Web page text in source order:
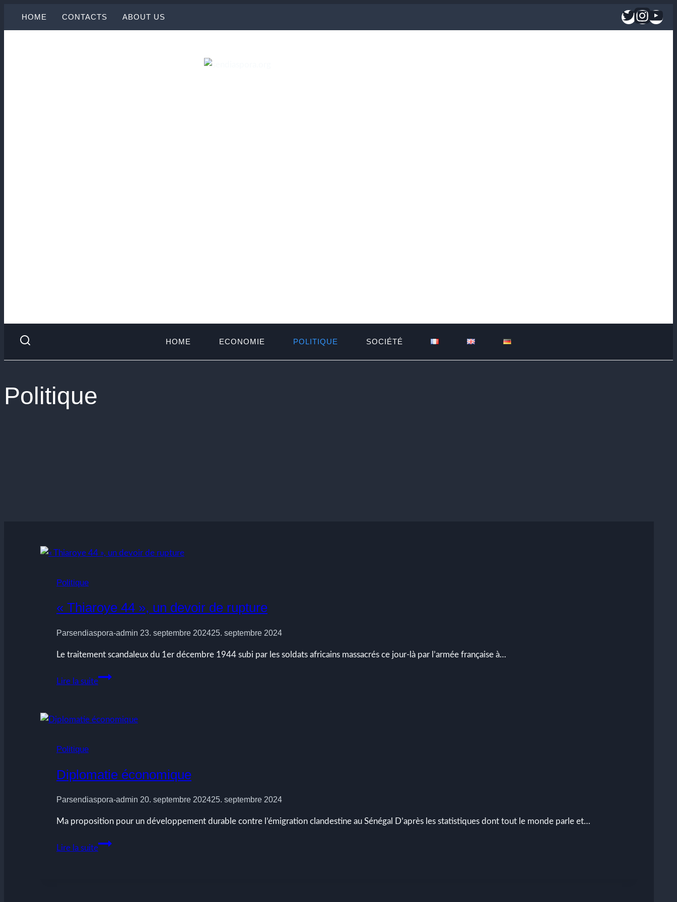
HOME CONTACTS ABOUT US
HOME ECONOMIE POLITIQUE SOCIÉTÉ
Politique
Politique
« Thiaroye 44 », un devoir de rupture
Parsendiaspora-admin 23. septembre 202425. septembre 2024
Le traitement scandaleux du 1er décembre 1944 subi par les soldats africains massacrés ce jour-là par l’armée française à…
Lire la suite
« Thiaroye
devoir
Politique
Diplomatie économique
Parsendiaspora-admin 20. septembre 202425. septembre 2024
Ma proposition pour un développement durable contre l’émigration clandestine au Sénégal D’après les statistiques dont tout le monde parle et…
Lire la suite
Diplomatie